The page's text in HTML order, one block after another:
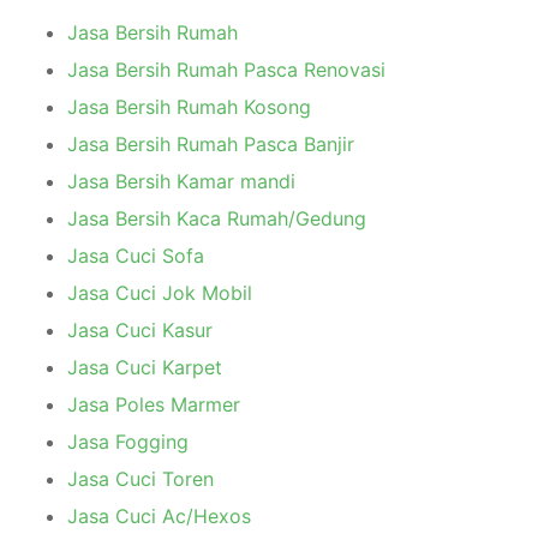
Jasa Bersih Rumah
Jasa Bersih Rumah Pasca Renovasi
Jasa Bersih Rumah Kosong
Jasa Bersih Rumah Pasca Banjir
Jasa Bersih Kamar mandi
Jasa Bersih Kaca Rumah/Gedung
Jasa Cuci Sofa
Jasa Cuci Jok Mobil
Jasa Cuci Kasur
Jasa Cuci Karpet
Jasa Poles Marmer
Jasa Fogging
Jasa Cuci Toren
Jasa Cuci Ac/Hexos